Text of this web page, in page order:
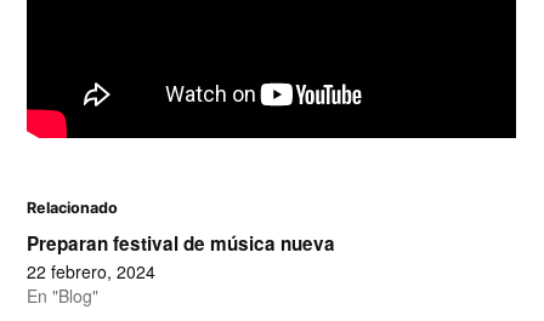
Relacionado
Preparan festival de música nueva
22 febrero, 2024
En "Blog"